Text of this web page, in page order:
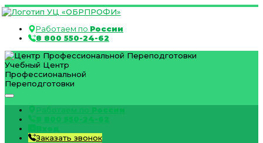
Работаем по России
8 800 550-24-62
Учебный Центр
Профессиональной
Переподготовки
Работаем по России
8 800 550-24-62
Вход
Заказать звонок